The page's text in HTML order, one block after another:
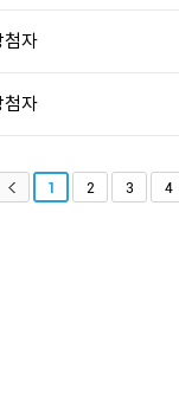
첨자
첨자
1 2 3 4